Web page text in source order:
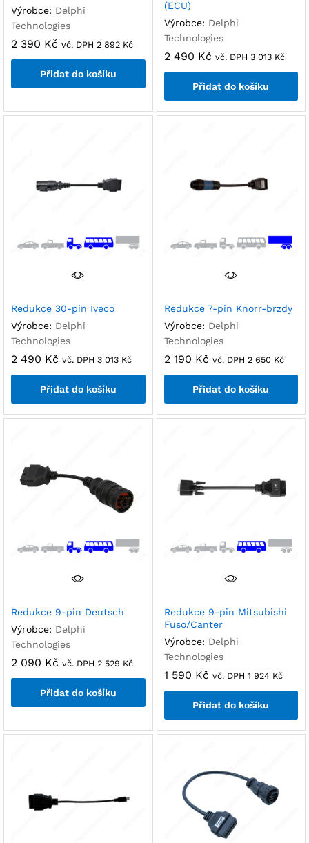
Výrobce: Delphi
Technologies
2 390 Kč vč. DPH 2 892 Kč
Přidat do košíku
(ECU)
Výrobce: Delphi
Technologies
2 490 Kč vč. DPH 3 013 Kč
Přidat do košíku
Redukce 30-pin Iveco
Výrobce: Delphi
Technologies
2 490 Kč vč. DPH 3 013 Kč
Přidat do košíku
Redukce 7-pin Knorr-brzdy
Výrobce: Delphi
Technologies
2 190 Kč vč. DPH 2 650 Kč
Přidat do košíku
Redukce 9-pin Deutsch
Výrobce: Delphi
Technologies
2 090 Kč vč. DPH 2 529 Kč
Přidat do košíku
Redukce 9-pin Mitsubishi
Fuso/Canter
Výrobce: Delphi
Technologies
1 590 Kč vč. DPH 1 924 Kč
Přidat do košíku